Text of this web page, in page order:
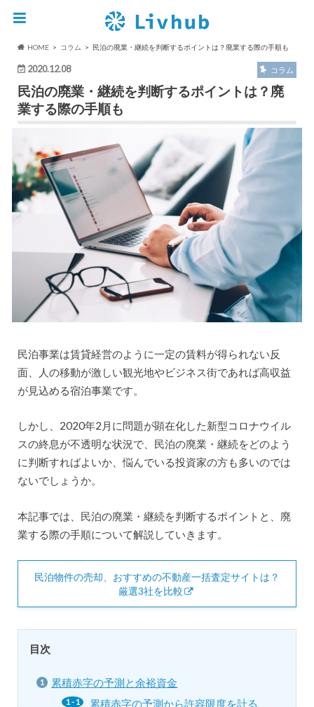
HOME コラム 民泊の廃業・継続を判断するポイントは？廃業する際の手順も
2020.12.08 コラム
民泊の廃業・継続を判断するポイントは？廃
業する際の手順も
民泊事業は賃貸経営のように一定の賃料が得られない反
面、人の移動が激しい観光地やビジネス街であれば高収益
が見込める宿泊事業です。
しかし、2020年2月に問題が顕在化した新型コロナウイル
スの終息が不透明な状況で、民泊の廃業・継続をどのよう
に判断すればよいか、悩んでいる投資家の方も多いのでは
ないでしょうか。
本記事では、民泊の廃業・継続を判断するポイントと、廃
業する際の手順について解説していきます。
民泊物件の売却、おすすめの不動産一括査定サイトは？
厳選3社を比較
目次
累積赤字の予測と余裕資金
累積赤字の予測から許容限度を計る